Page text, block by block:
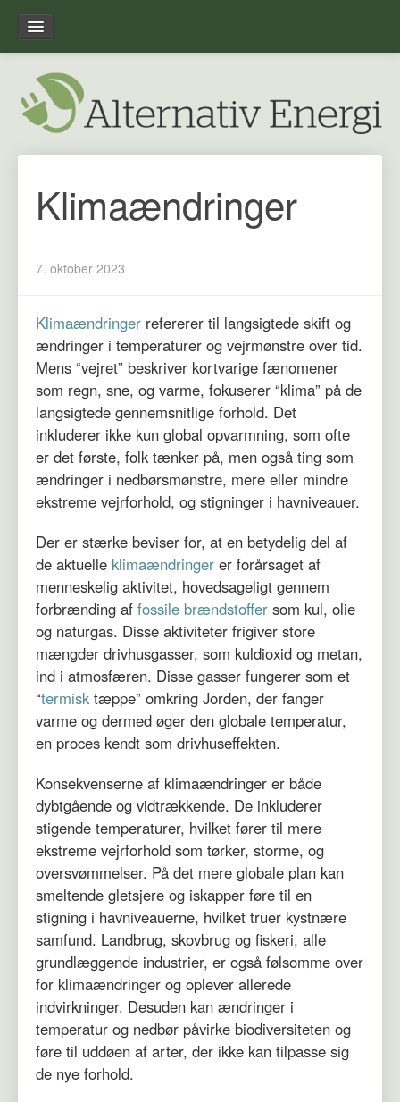
Forside
Leksikon
Om alternativ-energi.dk
Klimaændringer
7. oktober 2023
Klimaændringer refererer til langsigtede skift og
ændringer i temperaturer og vejrmønstre over tid.
Mens “vejret” beskriver kortvarige fænomener
som regn, sne, og varme, fokuserer “klima” på de
langsigtede gennemsnitlige forhold. Det
inkluderer ikke kun global opvarmning, som ofte
er det første, folk tænker på, men også ting som
ændringer i nedbørsmønstre, mere eller mindre
ekstreme vejrforhold, og stigninger i havniveauer.
Der er stærke beviser for, at en betydelig del af
de aktuelle klimaændringer er forårsaget af
menneskelig aktivitet, hovedsageligt gennem
forbrænding af fossile brændstoffer som kul, olie
og naturgas. Disse aktiviteter frigiver store
mængder drivhusgasser, som kuldioxid og metan,
ind i atmosfæren. Disse gasser fungerer som et
“termisktæppe” omkring Jorden, der fanger
varme og dermed øger den globale temperatur,
en proces kendt som drivhuseffekten.
Konsekvenserne af klimaændringer er både
dybtgående og vidtrækkende. De inkluderer
stigende temperaturer, hvilket fører til mere
ekstreme vejrforhold som tørker, storme, og
oversvømmelser. På det mere globale plan kan
smeltende gletsjere og iskapper føre til en
stigning i havniveauerne, hvilket truer kystnære
samfund. Landbrug, skovbrug og fiskeri, alle
grundlæggende industrier, er også følsomme over
for klimaændringer og oplever allerede
indvirkninger. Desuden kan ændringer i
temperatur og nedbør påvirke biodiversiteten og
føre til uddøen af arter, der ikke kan tilpasse sig
de nye forhold.